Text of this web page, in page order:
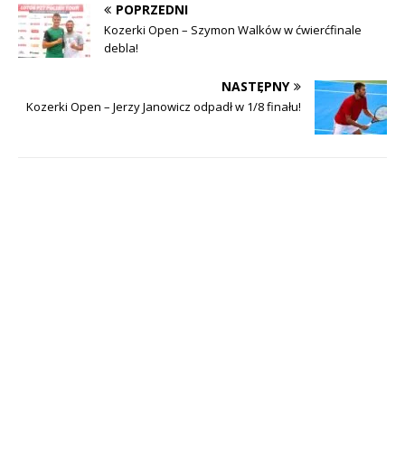
POPRZEDNI
Kozerki Open – Szymon Walków w ćwierćfinale
debla!
NASTĘPNY
Kozerki Open – Jerzy Janowicz odpadł w 1/8 finału!